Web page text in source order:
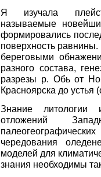
Я изучала
называемые
формировались
поверхность
береговыми
разного состава,
разрезы р. Обь от
Красноярска до устья
Знание литологии
отложений
чередования
моделей для
знания необходимы